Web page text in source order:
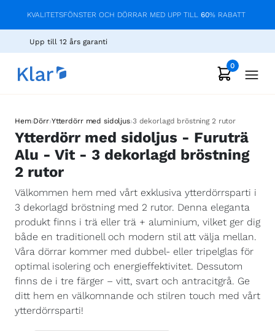
KVALITETSFÖNSTER OCH DÖRRAR MED UPP TILL 60% RABATT
Upp till 12 års garanti
0
Hem›Dörr›Ytterdörr med sidoljus›3 dekorlagd bröstning 2 rutor
Ytterdörr med sidoljus - Furuträ
Alu - Vit - 3 dekorlagd bröstning
2 rutor
Välkommen hem med vårt exklusiva ytterdörrsparti i
3 dekorlagd bröstning med 2 rutor. Denna eleganta
produkt finns i trä eller trä + aluminium, vilket ger dig
både en traditionell och modern stil att välja mellan.
Våra dörrar kommer med dubbel- eller tripelglas för
optimal isolering och energieffektivitet. Dessutom
finns de i tre färger – vitt, svart och antracitgrå. Ge
ditt hem en välkomnande och stilren touch med vårt
ytterdörrsparti!